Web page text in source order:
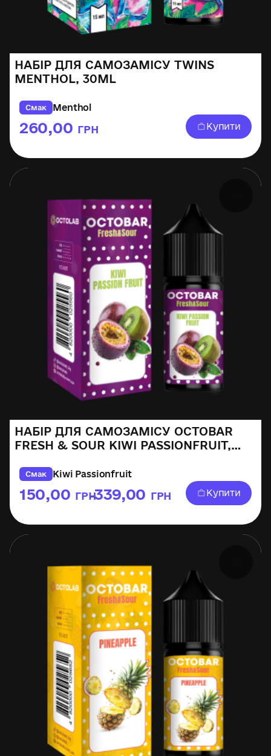
НАБІР ДЛЯ САМОЗАМІСУ TWINS
MENTHOL, 30ML
Смак Menthol
260,00 ГРН Купити
НАБІР ДЛЯ САМОЗАМІСУ OCTOBAR
FRESH & SOUR KIWI PASSIONFRUIT,
Смак Kiwi Passionfruit
150,00 ГРН
–339,00 ГРН Купити